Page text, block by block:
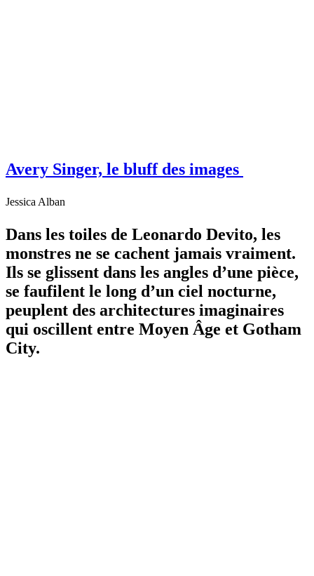
Avery Singer, le bluff des images
Jessica Alban
Dans les toiles de Leonardo Devito, les
monstres ne se cachent jamais vraiment.
Ils se glissent dans les angles d’une pièce,
se faufilent le long d’un ciel nocturne,
peuplent des architectures imaginaires
qui oscillent entre Moyen Âge et Gotham
City.